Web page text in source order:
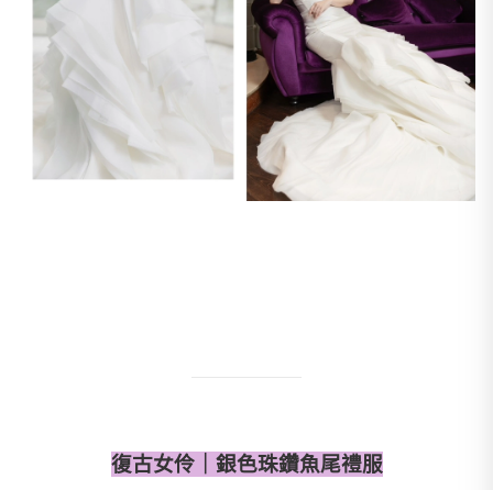
復古女伶｜銀色珠鑽魚尾禮服